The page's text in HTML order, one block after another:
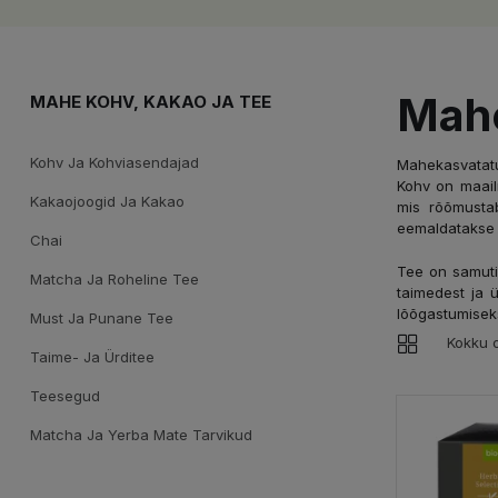
MAHE KOHV, KAKAO JA TEE
Kohv Ja Kohviasendajad
Kakaojoogid Ja Kakao
Chai
Matcha Ja Roheline Tee
Must Ja Punane Tee
Taime- Ja Ürditee
Teesegud
Matcha Ja Yerba Mate Tarvikud
Kohv on
mis
Tee on
taimedest ja
Kokku